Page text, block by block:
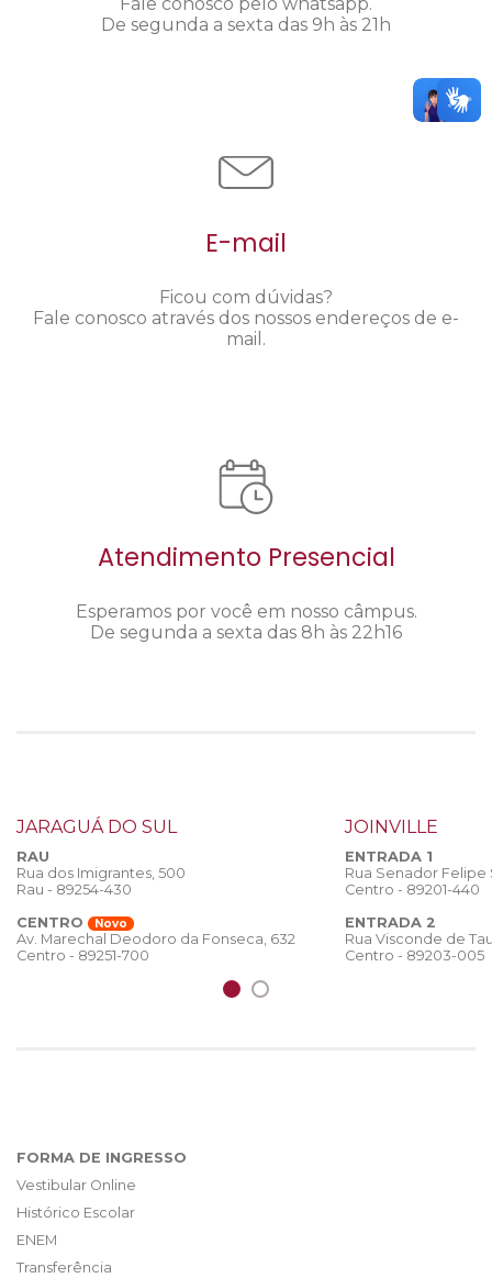
De segunda a sexta das 9h às 21h
E-mail
Ficou com dúvidas?
Fale conosco através dos nossos endereços de e-
mail.
Atendimento Presencial
Esperamos por você em nosso câmpus.
De segunda a sexta das 8h às 22h16
JARAGUÁ DO SUL
RAU
Rua dos Imigrantes, 500
Rau - 89254-430
CENTRO
Novo
Av. Marechal Deodoro da Fonseca, 632
Centro - 89251-700
JOINVILLE
ENTRADA 1
Rua Senador
Centro - 89201-440
ENTRADA 2
Rua Visconde de
Centro - 89203-005
FORMA DE INGRESSO
Vestibular Online
Histórico Escolar
ENEM
Transferência